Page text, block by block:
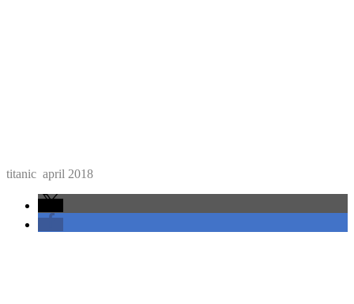
titanic april 2018